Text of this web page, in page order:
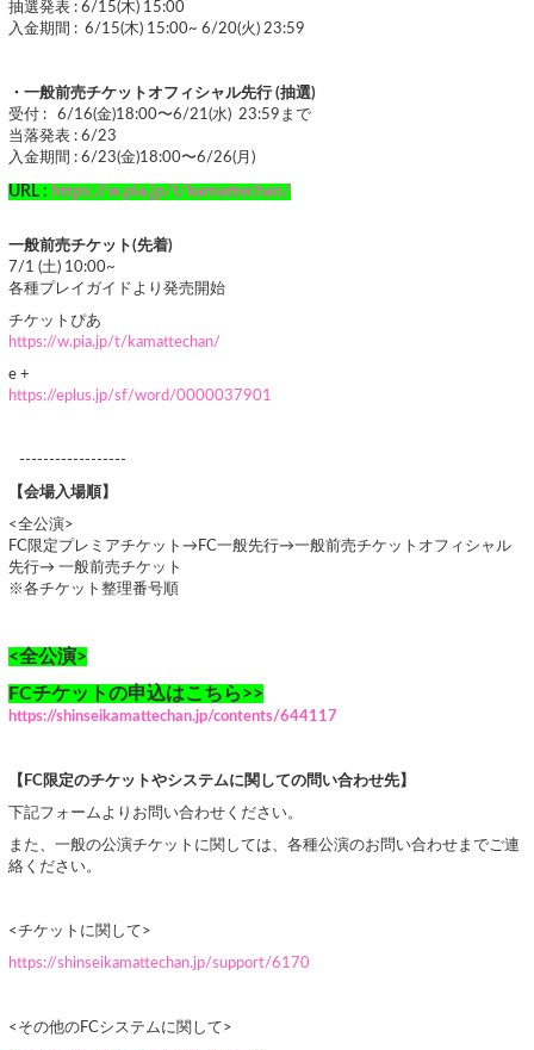
抽選発表 : 6/15(木) 15:00
入金期間 : 6/15(木) 15:00~ 6/20(火) 23:59
・一般前売チケットオフィシャル先行 (抽選)
受付 : 6/16(金)18:00〜6/21(水) 23:59まで
当落発表 : 6/23
入金期間 : 6/23(金)18:00〜6/26(月)
URL : https://w.pia.jp/t/kamattechan/
一般前売チケット(先着)
7/1 (土) 10:00~
各種プレイガイドより発売開始
チケットぴあ
https://w.pia.jp/t/kamattechan/
e +
https://eplus.jp/sf/word/0000037901
------------------
【会場入場順】
<全公演>
FC限定プレミアチケット→FC一般先行→一般前売チケットオフィシャル
先行→ 一般前売チケット
※各チケット整理番号順
<全公演>
FCチケットの申込はこちら>>
https://shinseikamattechan.jp/contents/644117
【FC限定のチケットやシステムに関しての問い合わせ先】
下記フォームよりお問い合わせください。
また、一般の公演チケットに関しては、各種公演のお問い合わせまでご連
絡ください。
<チケットに関して>
https://shinseikamattechan.jp/support/6170
<その他のFCシステムに関して>